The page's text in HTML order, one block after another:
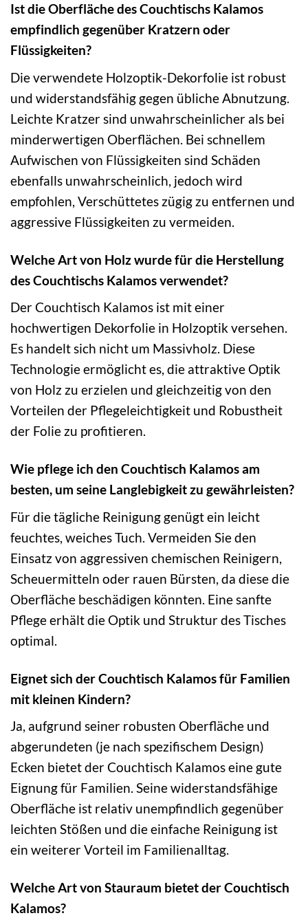
Ist die Oberfläche des Couchtischs Kalamos
empfindlich gegenüber Kratzern oder
Flüssigkeiten?
Die verwendete Holzoptik-Dekorfolie ist robust
und widerstandsfähig gegen übliche Abnutzung.
Leichte Kratzer sind unwahrscheinlicher als bei
minderwertigen Oberflächen. Bei schnellem
Aufwischen von Flüssigkeiten sind Schäden
ebenfalls unwahrscheinlich, jedoch wird
empfohlen, Verschüttetes zügig zu entfernen und
aggressive Flüssigkeiten zu vermeiden.
Welche Art von Holz wurde für die Herstellung
des Couchtischs Kalamos verwendet?
Der Couchtisch Kalamos ist mit einer
hochwertigen Dekorfolie in Holzoptik versehen.
Es handelt sich nicht um Massivholz. Diese
Technologie ermöglicht es, die attraktive Optik
von Holz zu erzielen und gleichzeitig von den
Vorteilen der Pflegeleichtigkeit und Robustheit
der Folie zu profitieren.
Wie pflege ich den Couchtisch Kalamos am
besten, um seine Langlebigkeit zu gewährleisten?
Für die tägliche Reinigung genügt ein leicht
feuchtes, weiches Tuch. Vermeiden Sie den
Einsatz von aggressiven chemischen Reinigern,
Scheuermitteln oder rauen Bürsten, da diese die
Oberfläche beschädigen könnten. Eine sanfte
Pflege erhält die Optik und Struktur des Tisches
optimal.
Eignet sich der Couchtisch Kalamos für Familien
mit kleinen Kindern?
Ja, aufgrund seiner robusten Oberfläche und
abgerundeten (je nach spezifischem Design)
Ecken bietet der Couchtisch Kalamos eine gute
Eignung für Familien. Seine widerstandsfähige
Oberfläche ist relativ unempfindlich gegenüber
leichten Stößen und die einfache Reinigung ist
ein weiterer Vorteil im Familienalltag.
Welche Art von Stauraum bietet der Couchtisch
Kalamos?